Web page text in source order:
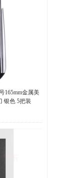
165mm金属美
银色 5把装